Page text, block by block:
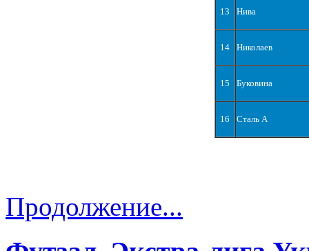
13 Нива
14 Николаев
15 Буковина
16 Сталь А
Продолжение...